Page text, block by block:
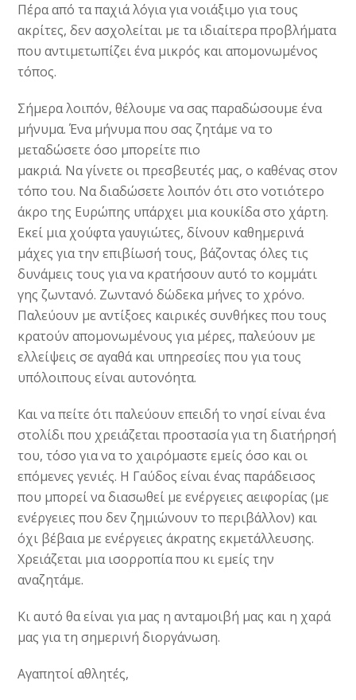
Πέρα από τα παχιά λόγια για νοιάξιμο για τους
ακρίτες, δεν ασχολείται με τα ιδιαίτερα προβλήματα
που αντιμετωπίζει ένα μικρός και απομονωμένος
τόπος.
Σήμερα λοιπόν, θέλουμε να σας παραδώσουμε ένα
μήνυμα. Ένα μήνυμα που σας ζητάμε να το
μεταδώσετε όσο μπορείτε πιο
μακριά. Να γίνετε οι πρεσβευτές μας, ο καθένας στον
τόπο του. Να διαδώσετε λοιπόν ότι στο νοτιότερο
άκρο της Ευρώπης υπάρχει μια κουκίδα στο χάρτη.
Εκεί μια χούφτα γαυγιώτες, δίνουν καθημερινά
μάχες για την επιβίωσή τους, βάζοντας όλες τις
δυνάμεις τους για να κρατήσουν αυτό το κομμάτι
γης ζωντανό. Ζωντανό δώδεκα μήνες το χρόνο.
Παλεύουν με αντίξοες καιρικές συνθήκες που τους
κρατούν απομονωμένους για μέρες, παλεύουν με
ελλείψεις σε αγαθά και υπηρεσίες που για τους
υπόλοιπους είναι αυτονόητα.
Και να πείτε ότι παλεύουν επειδή το νησί είναι ένα
στολίδι που χρειάζεται προστασία για τη διατήρησή
του, τόσο για να το χαιρόμαστε εμείς όσο και οι
επόμενες γενιές. Η Γαύδος είναι ένας παράδεισος
που μπορεί να διασωθεί με ενέργειες αειφορίας (με
ενέργειες που δεν ζημιώνουν το περιβάλλον) και
όχι βέβαια με ενέργειες άκρατης εκμετάλλευσης.
Χρειάζεται μια ισορροπία που κι εμείς την
αναζητάμε.
Κι αυτό θα είναι για μας η ανταμοιβή μας και η χαρά
μας για τη σημερινή διοργάνωση.
Αγαπητοί αθλητές,